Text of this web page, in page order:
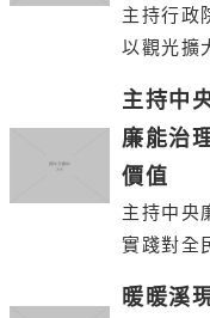
主持行政
以觀光擴
主持中
廉能治
價值
主持中央
實踐對全
暖暖溪